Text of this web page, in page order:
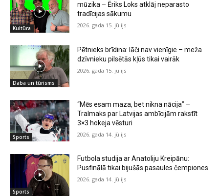
Kultūra
mūzika – Ēriks Loks atklāj neparasto
tradīcijas sākumu
2026. gada 15. jūlijs
Daba un tūrisms
Pētnieks brīdina: lāči nav vienīgie – meža
dzīvnieku pilsētās kļūs tikai vairāk
2026. gada 15. jūlijs
Sports
“Mēs esam maza, bet nikna nācija” –
Tralmaks par Latvijas ambīcijām rakstīt
3×3 hokeja vēsturi
2026. gada 14. jūlijs
Sports
Futbola studija ar Anatoliju Kreipānu:
Pusfinālā tikai bijušās pasaules čempiones
2026. gada 14. jūlijs